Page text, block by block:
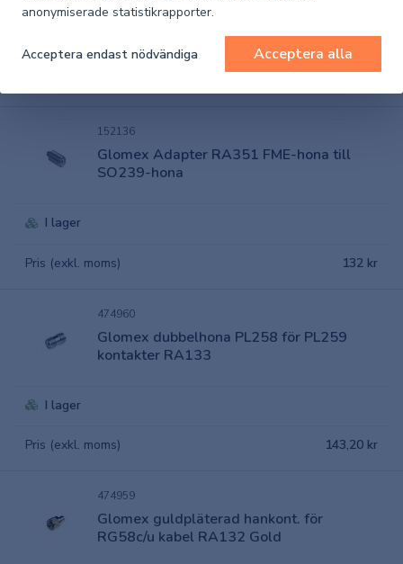
anonymiserade statistikrapporter.
Acceptera endast nödvändiga Acceptera alla
152136
Glomex Adapter RA351 FME-hona till
SO239-hona
I lager
Pris (exkl. moms) 132 kr
474960
Glomex dubbelhona PL258 för PL259
kontakter RA133
I lager
Pris (exkl. moms) 143,20 kr
474959
Glomex guldpläterad hankont. för
RG58c/u kabel RA132 Gold